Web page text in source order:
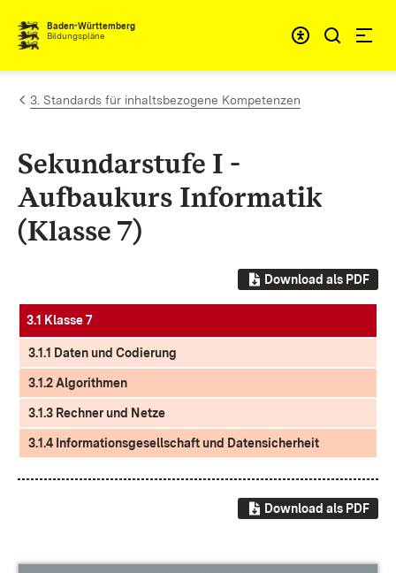
Zum Inhalt springen
Baden-Württemberg
Bildungspläne
3. Standards für inhaltsbezogene Kompetenzen
Sekundarstufe I -
Aufbaukurs Informatik
(Klasse 7)
Download als PDF
3.1 Klasse 7
3.1.1 Daten und Codierung
3.1.2 Algorithmen
3.1.3 Rechner und Netze
3.1.4 Informationsgesellschaft und Datensicherheit
Download als PDF